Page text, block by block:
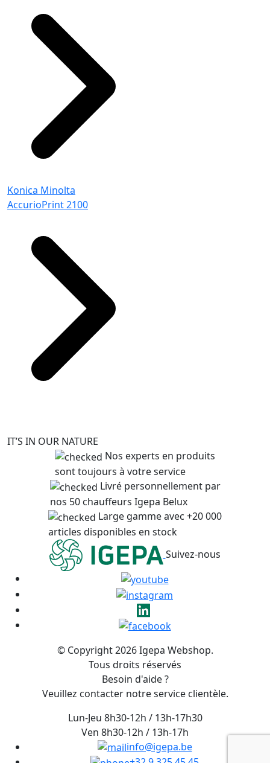
Konica Minolta
AccurioPrint 2100
IT’S IN OUR NATURE
Nos experts en produits
sont toujours à votre service
Livré personnellement par
nos 50 chauffeurs Igepa Belux
Large gamme avec +20 000
articles disponibles en stock
Suivez-nous
© Copyright 2026 Igepa Webshop.
Tous droits réservés
Besoin d'aide ?
Veuillez contacter notre service clientèle.
Lun-Jeu 8h30-12h / 13h-17h30
Ven 8h30-12h / 13h-17h
info@igepa.be